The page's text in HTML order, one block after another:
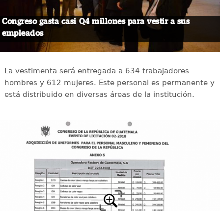
Congreso gasta casi Q4 millones para vestir a sus
empleados
La vestimenta será entregada a 634 trabajadores
hombres y 612 mujeres. Este personal es permanente y
está distribuido en diversas áreas de la institución.